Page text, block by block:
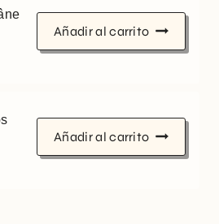
Añadir al carrito
Añadir al carrito